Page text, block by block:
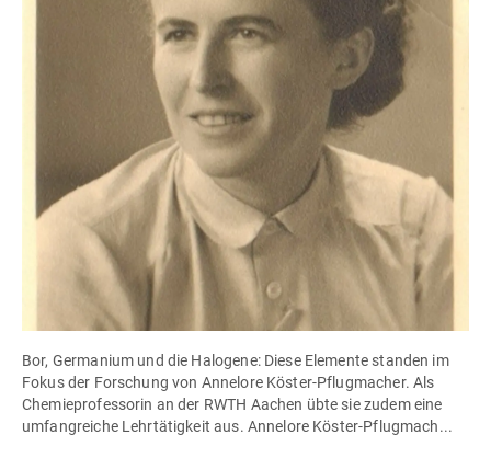
Bor, Germanium und die Halogene: Diese Elemente standen im
Fokus der Forschung von Annelore Köster-Pflugmacher. Als
Chemieprofessorin an der RWTH Aachen übte sie zudem eine
umfangreiche Lehrtätigkeit aus. Annelore Köster-Pflugmach...